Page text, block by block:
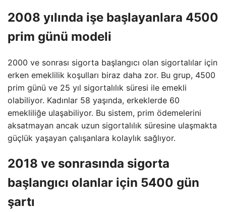
2008 yılında işe başlayanlara 4500
prim günü modeli
2000 ve sonrası sigorta başlangıcı olan sigortalılar için
erken emeklilik koşulları biraz daha zor. Bu grup, 4500
prim günü ve 25 yıl sigortalılık süresi ile emekli
olabiliyor. Kadınlar 58 yaşında, erkeklerde 60
emekliliğe ulaşabiliyor. Bu sistem, prim ödemelerini
aksatmayan ancak uzun sigortalılık süresine ulaşmakta
güçlük yaşayan çalışanlara kolaylık sağlıyor.
2018 ve sonrasında sigorta
başlangıcı olanlar için 5400 gün
şartı